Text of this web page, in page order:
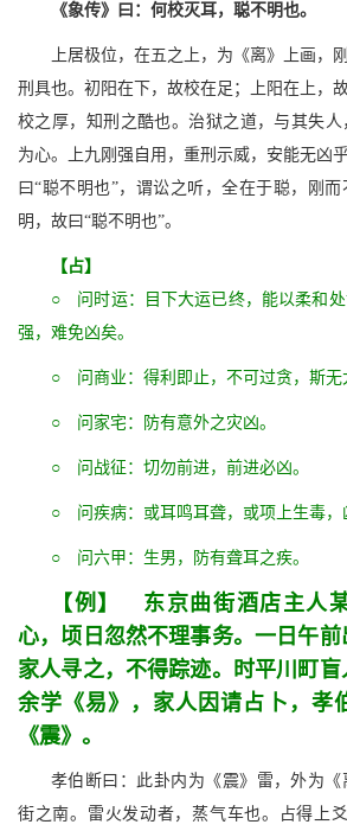
《象传》曰：何校灭耳，聪不明也。
上居极位，在五之上，为《离》上画，
刑具也。初阳在下，故校在足；上阳在上，
校之厚，知刑之酷也。治狱之道，与其失
为心。上九刚强自用，重刑示威，安能无凶
曰“聪不明也”，谓讼之听，全在于聪，刚
明，故曰“聪不明也”。
【占】
○ 问时运：目下大运已终，能以柔和处
强，难免凶矣。
○ 问商业：得利即止，不可过贪，斯无
○ 问家宅：防有意外之灾凶。
○ 问战征：切勿前进，前进必凶。
○ 问疾病：或耳鸣耳聋，或项上生毒，
○ 问六甲：生男，防有聋耳之疾。
【例】 东京曲街酒店主人
心，顷日忽然不理事务。一日午前
家人寻之，不得踪迹。时平川町
余学《易》，家人因请占卜，孝
《震》。
孝伯断曰：此卦内为《震》雷，外为
街之南。雷火发动者，蒸气车也。占得上